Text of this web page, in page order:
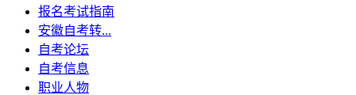
报名考试指南
安徽自考转...
自考论坛
自考信息
职业人物